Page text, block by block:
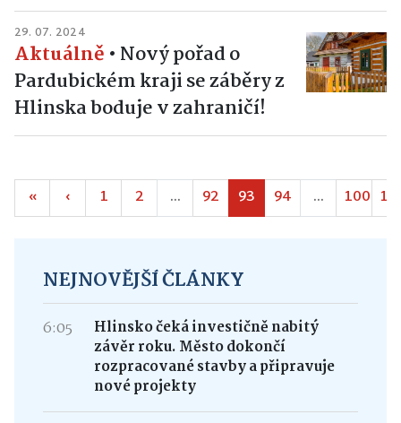
29. 07. 2024
Aktuálně • Nový pořad o
Pardubickém kraji se záběry z
Hlinska boduje v zahraničí!
« ‹ 1 2 ... 92 93 94 ... 100
NEJNOVĚJŠÍ ČLÁNKY
6:05
Hlinsko čeká investičně nabitý
závěr roku. Město dokončí
rozpracované stavby a připravuje
nové projekty